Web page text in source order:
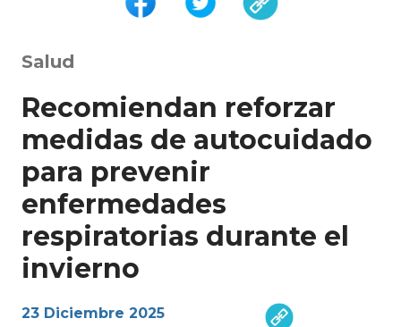
Salud
Recomiendan reforzar
medidas de autocuidado
para prevenir
enfermedades
respiratorias durante el
invierno
23 Diciembre 2025